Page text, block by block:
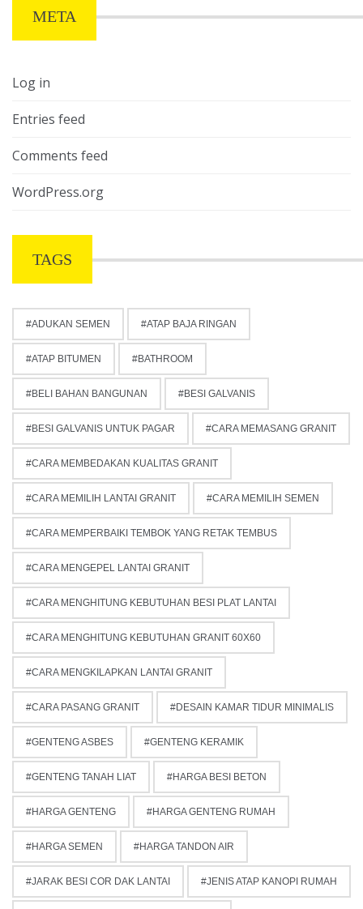
META
Log in
Entries feed
Comments feed
WordPress.org
TAGS
ADUKAN SEMEN ATAP BAJA RINGAN
ATAP BITUMEN BATHROOM
BELI BAHAN BANGUNAN BESI GALVANIS
BESI GALVANIS UNTUK PAGAR CARA MEMASANG GRANIT
CARA MEMBEDAKAN KUALITAS GRANIT
CARA MEMILIH LANTAI GRANIT CARA MEMILIH SEMEN
CARA MEMPERBAIKI TEMBOK YANG RETAK TEMBUS
CARA MENGEPEL LANTAI GRANIT
CARA MENGHITUNG KEBUTUHAN BESI PLAT LANTAI
CARA MENGHITUNG KEBUTUHAN GRANIT 60X60
CARA MENGKILAPKAN LANTAI GRANIT
CARA PASANG GRANIT DESAIN KAMAR TIDUR MINIMALIS
GENTENG ASBES GENTENG KERAMIK
GENTENG TANAH LIAT HARGA BESI BETON
HARGA GENTENG HARGA GENTENG RUMAH
HARGA SEMEN HARGA TANDON AIR
JARAK BESI COR DAK LANTAI JENIS ATAP KANOPI RUMAH